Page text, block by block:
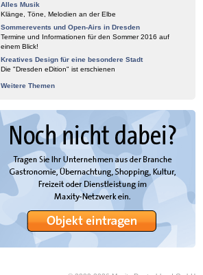
Alles Musik
Klänge, Töne, Melodien an der Elbe
Sommerevents und Open-Airs in Dresden
Termine und Informationen für den Sommer 2016 auf
einem Blick!
Kreatives Design für eine besondere Stadt
Die "Dresden eDition" ist erschienen
Weitere Themen